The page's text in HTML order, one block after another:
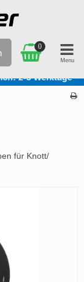
Tel.:
0
für Knott/